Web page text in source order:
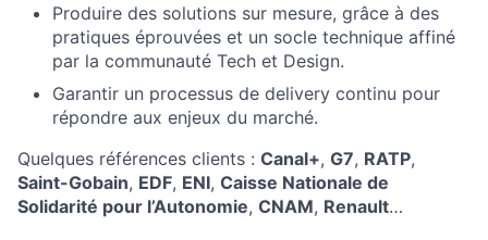
Produire des solutions sur mesure, grâce à des
pratiques éprouvées et un socle technique affiné
par la communauté Tech et Design.
Garantir un processus de delivery continu pour
répondre aux enjeux du marché.
Quelques références clients : Canal+, G7, RATP,
Saint-Gobain, EDF, ENI, Caisse Nationale de
Solidarité pour l’Autonomie, CNAM, Renault…